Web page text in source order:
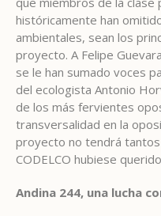
históricamente han
ambientales, sean los
proyecto. A Felipe
se le han sumado voces
del ecologista Antonio
de los más fervientes
transversalidad en la
proyecto no tendrá
CODELCO hubiese
Andina 244, una lucha